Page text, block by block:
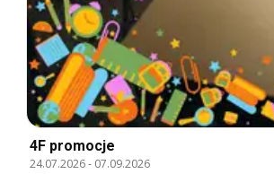
4F promocje
24.07.2026- 07.09.2026